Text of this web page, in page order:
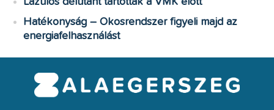
Hatékonyság – Okosrendszer figyeli majd az
energiafelhasználást